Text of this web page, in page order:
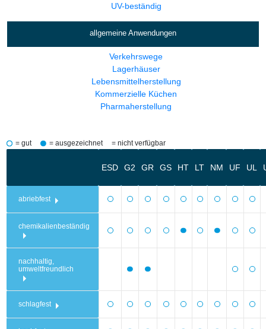
UV-beständig
allgemeine Anwendungen
Verkehrswege
Lagerhäuser
Lebensmittelherstellung
Kommerzielle Küchen
Pharmaherstellung
= gut = ausgezeichnet = nicht verfügbar
ESD G2 GR GS HT LT NM UF UL
abriebfest
chemikalienbeständig
nachhaltig,
umweltfreundlich
schlagfest